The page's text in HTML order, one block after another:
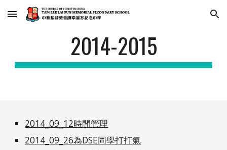
Skip to main content Skip to navigation
2014-2015
2014_09_12時間管理
2014_09_26為DSE同學打打氣